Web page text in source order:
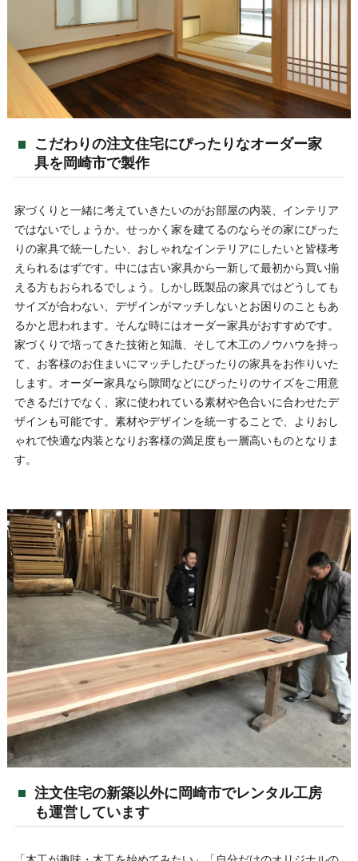
こだわりの注文住宅にぴったりなオーダー家
具を岡崎市で製作
家づくりと一緒に考えていきたいのがお部屋の内装、インテリア
ではないでしょうか。せっかく家を建てるのならその家にぴった
りの家具で統一したい、おしゃれなインテリアにしたいと皆様考
えられるはずです。中には古い家具から一新して最初から買い揃
える方もおられるでしょう。しかし既製品の家具ではどうしても
サイズが合わない、デザインがマッチしないとお困りのこともあ
るかと思われます。そんな時にはオーダー家具がおすすめです。
家づくりで培ってきた技術と知識、そして木工のノウハウを持っ
て、お客様のお住まいにマッチしたぴったりの家具をお作りいた
します。オーダー家具なら隙間などにぴったりのサイズをご用意
できるだけでなく、家に使われている素材や色合いに合わせたデ
ザインも可能です。素材やデザインを統一することで、よりおし
ゃれで快適な内装となりお客様の満足度も一層高いものとなりま
す。
注文住宅の新築以外に岡崎市でレンタル工房
も運営しています